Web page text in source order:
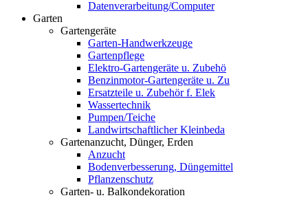
Datenverarbeitung/Computer
Garten
Gartengeräte
Garten-Handwerkzeuge
Gartenpflege
Elektro-Gartengeräte u. Zubehö
Benzinmotor-Gartengeräte u. Zu
Ersatzteile u. Zubehör f. Elek
Wassertechnik
Pumpen/Teiche
Landwirtschaftlicher Kleinbeda
Gartenanzucht, Dünger, Erden
Anzucht
Bodenverbesserung, Düngemittel
Pflanzenschutz
Garten- u. Balkondekoration